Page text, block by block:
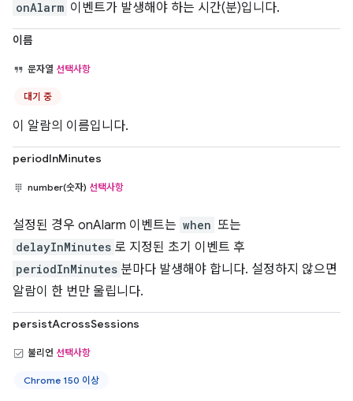
onAlarm 이벤트가 발생해야 하는 시간(분)입니다.
이름
문자열 선택사항
대기 중
이 알람의 이름입니다.
periodInMinutes
number(숫자) 선택사항
설정된 경우 onAlarm 이벤트는 when 또는
delayInMinutes 로 지정된 초기 이벤트 후
periodInMinutes 분마다 발생해야 합니다. 설정하지 않으면
알람이 한 번만 울립니다.
persistAcrossSessions
불리언 선택사항
Chrome 150 이상